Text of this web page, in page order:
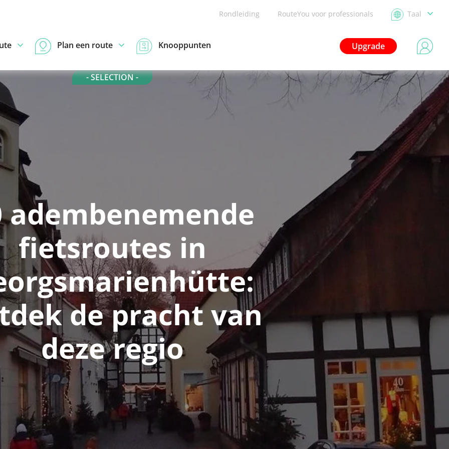
Rondleiding RouteYou voor professionals Taal
Upgrade
Plan een route Knooppunten
- SELECTION -
adembenemende
fietsroutes in
de pracht van
deze regio